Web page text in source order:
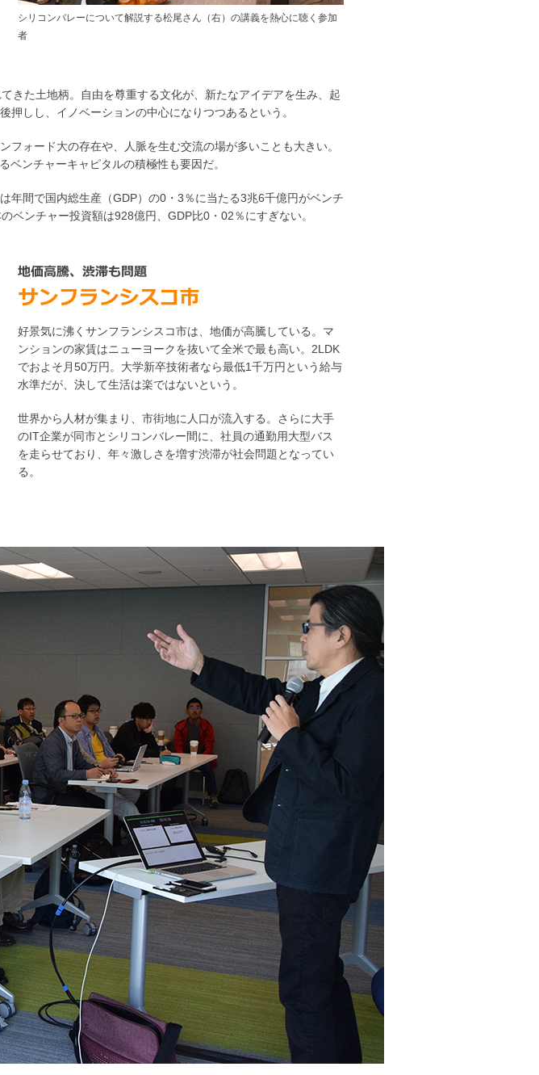
シリコンバレーについて解説する松尾さん（右）の講義を熱心に聴く参加
者
きた土地柄。自由を尊重する文化が、新たなアイデアを生み、起
しし、イノベーションの中心になりつつあるという。
ォード大の存在や、人脈を生む交流の場が多いことも大きい。
ンチャーキャピタルの積極性も要因だ。
年間で国内総生産（GDP）の0・3％に当たる3兆6千億円がベンチ
ベンチャー投資額は928億円、GDP比0・02％にすぎない。
好景気に沸くサンフランシスコ市は、地価が高騰している。マ
ンションの家賃はニューヨークを抜いて全米で最も高い。2LDK
でおよそ月50万円。大学新卒技術者なら最低1千万円という給与
水準だが、決して生活は楽ではないという。
世界から人材が集まり、市街地に人口が流入する。さらに大手
のIT企業が同市とシリコンバレー間に、社員の通勤用大型バス
を走らせており、年々激しさを増す渋滞が社会問題となってい
る。